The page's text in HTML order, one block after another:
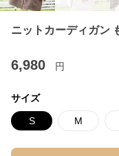
ニットカーディガン
6,980 円
サイズ
S M